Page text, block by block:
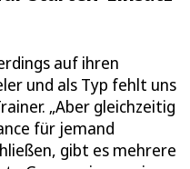
auf ihren
und als Typ fehlt uns
„Aber gleichzeitig
für jemand
gibt es mehrere